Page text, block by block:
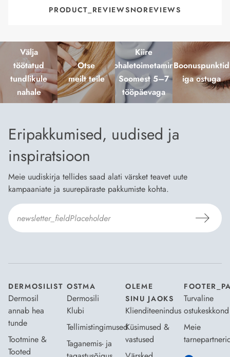
PRODUCT_REVIEWSNOREVIEWS
Välja
töötatud
tundlikule
nahale
Otse
meilt teile
Kiire
kohaletoimetamine
Soomest 5–7
tööpäevaga
Boonuspunktid
iga ostuga
Eripakkumised, uudised ja
inspiratsioon
Meie uudiskirja tellides saad alati värsket teavet uute
kampaaniate ja suurepäraste pakkumiste kohta.
DERMOSILIST
Dermosil
annab hea
tunde
Tootmine &
Tooted
OSTMA
Dermosili
Klubi
Tellimistingimused
Taganemis- ja
OLEME
SINU JAOKS
Klienditeenindus
Küsimused &
vastused
Turvaline
ostukeskkond
Meie